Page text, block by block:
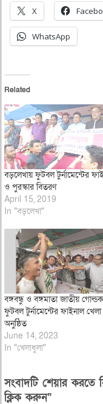
X
WhatsApp
Related
বড়লেখায় ফুটবল টুর্নামেন্টের
ও পুরস্কার বিতরণ
April 15, 2019
In "বড়লেখা"
বঙ্গবন্ধু ও বঙ্গমাতা জাতীয়
ফুটবল টুর্নামেন্টের ফাইনাল খেলা
অনুষ্ঠিত
June 14, 2023
In "খেলাধুলা"
সংবাদটি শেয়ার করতে
ক্লিক করুন”